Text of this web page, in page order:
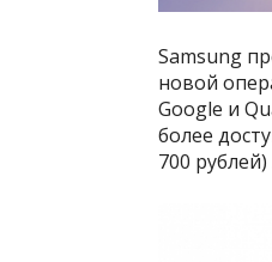
Samsung
новой
Google и
более
700